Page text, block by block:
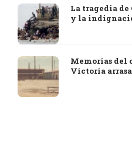
La tragedia de
y la
Memorias del
Victoria